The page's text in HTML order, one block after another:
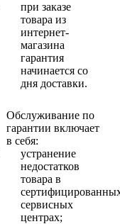
при заказе
товара из
интернет-
магазина
гарантия
начинается со
дня доставки.
Обслуживание по
гарантии включает
в себя:
устранение
недостатков
товара в
сервисных
центрах;